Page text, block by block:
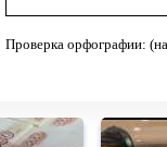
Проверка орфографии: